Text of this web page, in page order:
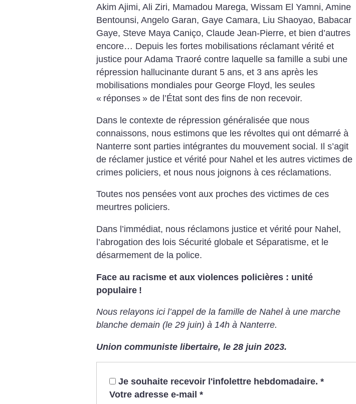
Akim Ajimi, Ali Ziri, Mamadou Marega, Wissam El Yamni, Amine
Bentounsi, Angelo Garan, Gaye Camara, Liu Shaoyao, Babacar
Gaye, Steve Maya Caniço, Claude Jean-Pierre, et bien d’autres
encore… Depuis les fortes mobilisations réclamant vérité et
justice pour Adama Traoré contre laquelle sa famille a subi une
répression hallucinante durant 5 ans, et 3 ans après les
mobilisations mondiales pour George Floyd, les seules
« réponses » de l’État sont des fins de non recevoir.
Dans le contexte de répression généralisée que nous
connaissons, nous estimons que les révoltes qui ont démarré à
Nanterre sont parties intégrantes du mouvement social. Il s’agit
de réclamer justice et vérité pour Nahel et les autres victimes de
crimes policiers, et nous nous joignons à ces réclamations.
Toutes nos pensées vont aux proches des victimes de ces
meurtres policiers.
Dans l’immédiat, nous réclamons justice et vérité pour Nahel,
l’abrogation des lois Sécurité globale et Séparatisme, et le
désarmement de la police.
Face au racisme et aux violences policières : unité
populaire !
Nous relayons ici l’appel de la famille de Nahel à une marche
blanche demain (le 29 juin) à 14h à Nanterre.
Union communiste libertaire, le 28 juin 2023.
Je souhaite recevoir l'infolettre hebdomadaire. *
Votre adresse e-mail *